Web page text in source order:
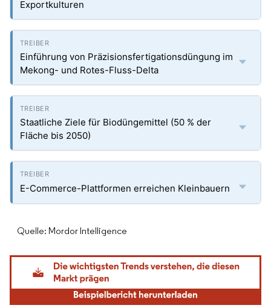
Exportkulturen
Einführung von Präzisionsfertigationsdüngung im
Mekong- und Rotes-Fluss-Delta
Staatliche Ziele für Biodüngemittel (50 % der
Fläche bis 2050)
E-Commerce-Plattformen erreichen Kleinbauern
Quelle: Mordor Intelligence